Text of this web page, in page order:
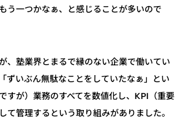
う一つかなぁ、と感じることが多いので
、塾業界とまるで縁のない企業で働いてい
ずいぶん無駄なことをしていたなぁ」とい
すが）業務のすべてを数値化し、KPI（重要
て管理するという取り組みがありました。